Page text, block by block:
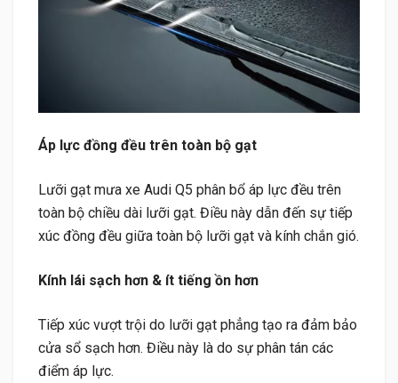
Áp lực đồng đều trên toàn bộ gạt
Lưỡi gạt mưa xe Audi Q5 phân bổ áp lực đều trên
toàn bộ chiều dài lưỡi gạt. Điều này dẫn đến sự tiếp
xúc đồng đều giữa toàn bộ lưỡi gạt và kính chắn gió.
Kính lái sạch hơn & ít tiếng ồn hơn
Tiếp xúc vượt trội do lưỡi gạt phẳng tạo ra đảm bảo
cửa sổ sạch hơn. Điều này là do sự phân tán các
điểm áp lực.